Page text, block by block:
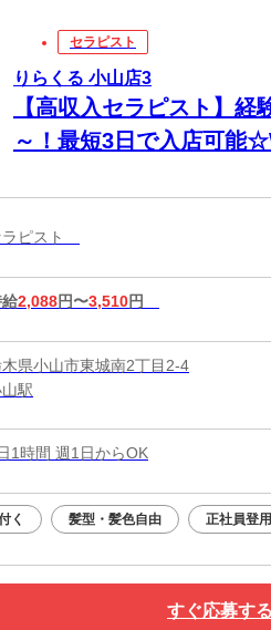
セラピスト
りらくる 小山店3
【高収入セラピスト】経
～！最短3日で入店可能
ラピスト
給2,088円〜3,510円
県小山市東城南2丁目2-4
駅
1時間 週1日からOK
く 髪型・髪色自由 正社員登
すぐ応募する